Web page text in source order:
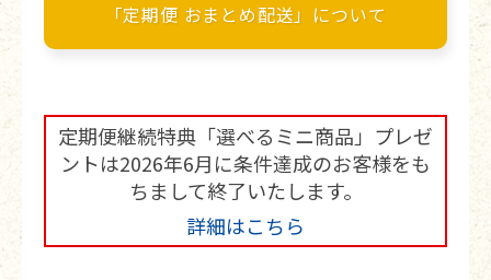
「定期便 おまとめ配送」について
定期便継続特典「選べるミニ商品」プレゼ
ントは2026年6月に条件達成のお客様をも
ちまして終了いたします。
詳細はこちら